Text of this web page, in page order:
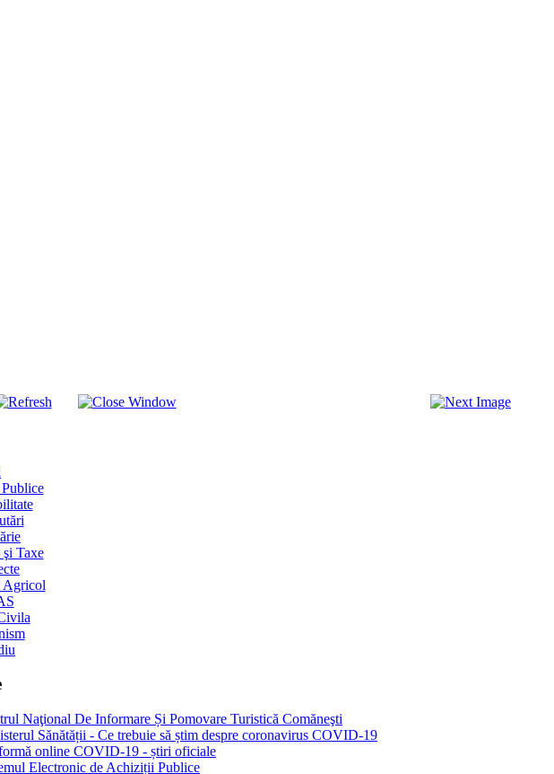
Taxe
Agricol
Naţional De Informare Și Pomovare Turistică Comăneşti
Sănătății - Ce trebuie să știm despre coronavirus COVID-19
online COVID-19 - știri oficiale
Electronic de Achiziții Publice